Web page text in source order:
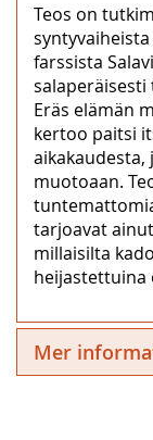
Teos on
farssista
Eräs elämän
kertoo paitsi
muotoaan.
tarjoavat
millaisilta
heijastettuina
Mer